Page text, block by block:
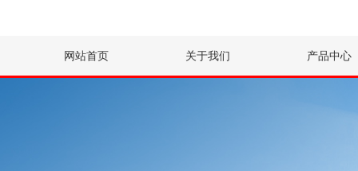
网站首页 关于我们 产品中心